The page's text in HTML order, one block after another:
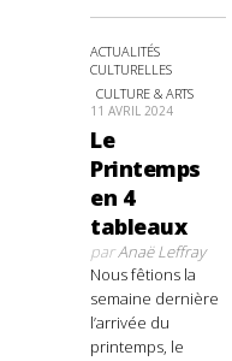
ACTUALITÉS
CULTURELLES
CULTURE & ARTS
11 AVRIL 2024
Le
Printemps
en 4
tableaux
parAnaë Leffray
Nous fêtions la
semaine dernière
l’arrivée du
printemps, le